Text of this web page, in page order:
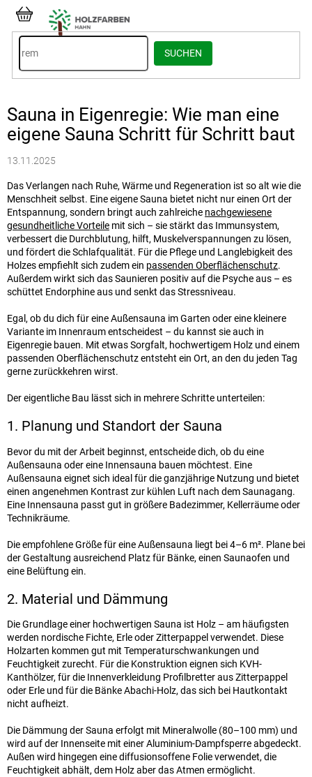
Inhalt
springen
SUCHEN
WARENKORB
Sauna in Eigenregie: Wie man eine
eigene Sauna Schritt für Schritt baut
13.11.2025
Das Verlangen nach Ruhe, Wärme und Regeneration ist so alt wie die
Menschheit selbst. Eine eigene Sauna bietet nicht nur einen Ort der
Entspannung, sondern bringt auch zahlreiche nachgewiesene
gesundheitliche Vorteile mit sich – sie stärkt das Immunsystem,
verbessert die Durchblutung, hilft, Muskelverspannungen zu lösen,
und fördert die Schlafqualität. Für die Pflege und Langlebigkeit des
Holzes empfiehlt sich zudem ein passenden Oberflächenschutz.
Außerdem wirkt sich das Saunieren positiv auf die Psyche aus – es
schüttet Endorphine aus und senkt das Stressniveau.
Egal, ob du dich für eine Außensauna im Garten oder eine kleinere
Variante im Innenraum entscheidest – du kannst sie auch in
Eigenregie bauen. Mit etwas Sorgfalt, hochwertigem Holz und einem
passenden Oberflächenschutz entsteht ein Ort, an den du jeden Tag
gerne zurückkehren wirst.
Der eigentliche Bau lässt sich in mehrere Schritte unterteilen:
1. Planung und Standort der Sauna
Bevor du mit der Arbeit beginnst, entscheide dich, ob du eine
Außensauna oder eine Innensauna bauen möchtest. Eine
Außensauna eignet sich ideal für die ganzjährige Nutzung und bietet
einen angenehmen Kontrast zur kühlen Luft nach dem Saunagang.
Eine Innensauna passt gut in größere Badezimmer, Kellerräume oder
Technikräume.
Die empfohlene Größe für eine Außensauna liegt bei 4–6 m². Plane bei
der Gestaltung ausreichend Platz für Bänke, einen Saunaofen und
eine Belüftung ein.
2. Material und Dämmung
Die Grundlage einer hochwertigen Sauna ist Holz – am häufigsten
werden nordische Fichte, Erle oder Zitterpappel verwendet. Diese
Holzarten kommen gut mit Temperaturschwankungen und
Feuchtigkeit zurecht. Für die Konstruktion eignen sich KVH-
Kanthölzer, für die Innenverkleidung Profilbretter aus Zitterpappel
oder Erle und für die Bänke Abachi-Holz, das sich bei Hautkontakt
nicht aufheizt.
Die Dämmung der Sauna erfolgt mit Mineralwolle (80–100 mm) und
wird auf der Innenseite mit einer Aluminium-Dampfsperre abgedeckt.
Außen wird hingegen eine diffusionsoffene Folie verwendet, die
Feuchtigkeit abhält, dem Holz aber das Atmen ermöglicht.